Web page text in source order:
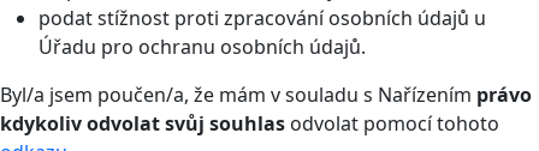
podat stížnost proti zpracování osobních údajů u
Úřadu pro ochranu osobních údajů.
Byl/a jsem poučen/a, že mám v souladu s Nařízením právo
kdykoliv odvolat svůj souhlas odvolat pomocí tohoto